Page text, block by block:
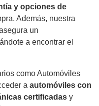
y opciones de
Además, nuestra
un
a encontrar el
como Automóviles
a automóviles con
certificadas y